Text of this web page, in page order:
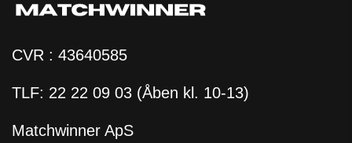
CVR : 43640585
TLF: 22 22 09 03 (Åben kl. 10-13)
Matchwinner ApS